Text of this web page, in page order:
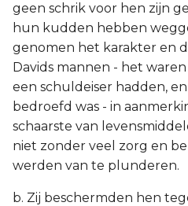
geen schrik voor hen zijn
hun kudden hebben
genomen het karakter en
Davids mannen - het
een schuldeiser hadden,
bedroefd was - in
schaarste van
niet zonder veel zorg en
werden van te plunderen.
b. Zij beschermden hen